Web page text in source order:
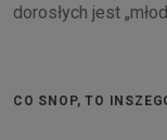
dorosłych jest
CO SNOP, TO